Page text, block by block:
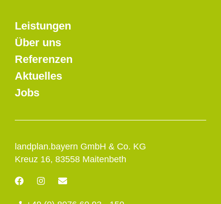
landplan.bayern GmbH & Co. KG
Kreuz 16, 83558 Maitenbeth
F
a
I
n
E
Leistungen
Über uns
Referenzen
Aktuelles
Jobs